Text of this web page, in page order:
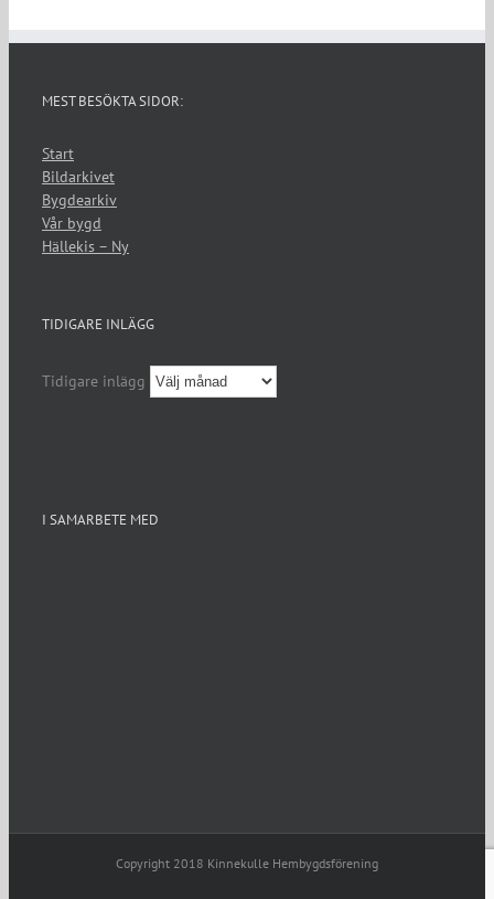
MEST BESÖKTA SIDOR:
Start
Bildarkivet
Bygdearkiv
Vår bygd
Hällekis – Ny
TIDIGARE INLÄGG
Tidigare inlägg
I SAMARBETE MED
Copyright 2018 Kinnekulle Hembygdsförening